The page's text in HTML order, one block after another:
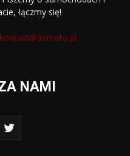
łączmy się!
kontakt@asmoto.pl
NAMI